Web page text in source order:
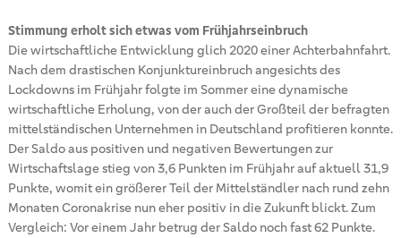
Stimmung erholt sich etwas vom Frühjahrseinbruch
Die wirtschaftliche Entwicklung glich 2020 einer Achterbahnfahrt.
Nach dem drastischen Konjunktureinbruch angesichts des
Lockdowns im Frühjahr folgte im Sommer eine dynamische
wirtschaftliche Erholung, von der auch der Großteil der befragten
mittelständischen Unternehmen in Deutschland profitieren konnte.
Der Saldo aus positiven und negativen Bewertungen zur
Wirtschaftslage stieg von 3,6 Punkten im Frühjahr auf aktuell 31,9
Punkte, womit ein größerer Teil der Mittelständler nach rund zehn
Monaten Coronakrise nun eher positiv in die Zukunft blickt. Zum
Vergleich: Vor einem Jahr betrug der Saldo noch fast 62 Punkte.